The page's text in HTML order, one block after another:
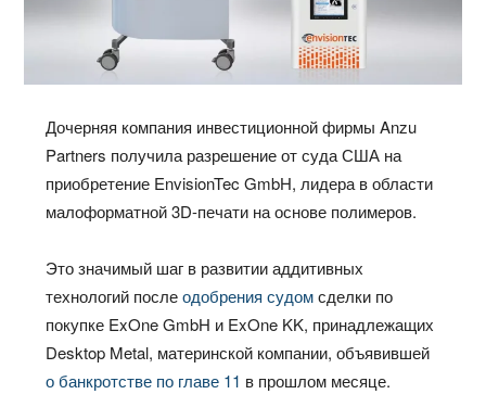
Дочерняя компания инвестиционной фирмы Anzu
Partners получила разрешение от суда США на
приобретение EnvisionTec GmbH, лидера в области
малоформатной 3D-печати на основе полимеров.
Это значимый шаг в развитии аддитивных
технологий послеодобрения судомсделки по
покупке ExOne GmbH и ExOne KK, принадлежащих
Desktop Metal, материнской компании, объявившей
о банкротстве по главе 11 в прошлом месяце.